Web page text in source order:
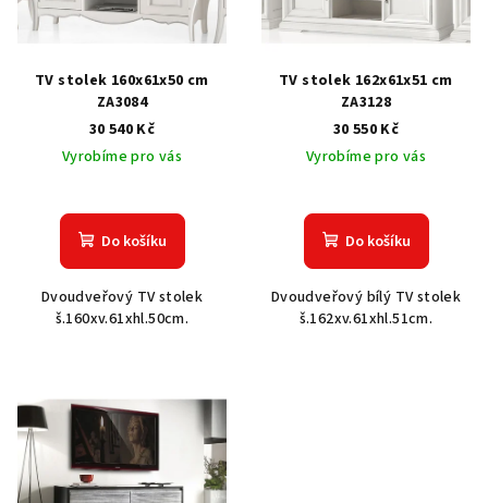
s
TV stolek 160x61x50 cm
ZA3084
30 540 Kč
Vyrobíme pro vás
Do košíku
Dvoudveřový TV stolek
š.160xv.61xhl.50cm.
TV stolek 162x61x51 cm
ZA3128
30 550 Kč
Vyrobíme pro vás
Do košíku
Dvoudveřový bílý TV stolek
š.162xv.61xhl.51cm.